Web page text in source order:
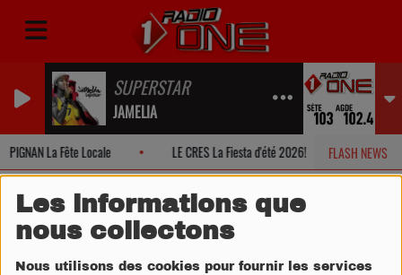
Les informations que
nous collectons
Nous utilisons des cookies pour fournir les services
SUPERSTAR
JAMELIA
FLASH NEWS
PIGNAN La Fête Locale LE CRES La Fiesta d'été 2026!